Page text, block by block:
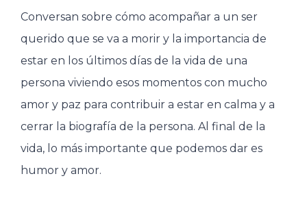
Conversan sobre cómo acompañar a un ser
querido que se va a morir y la importancia de
estar en los últimos días de la vida de una
persona viviendo esos momentos con mucho
amor y paz para contribuir a estar en calma y a
cerrar la biografía de la persona. Al final de la
vida, lo más importante que podemos dar es
humor y amor.